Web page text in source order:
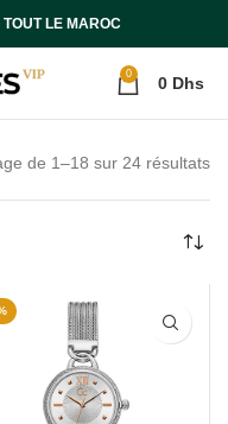
LE MAROC
0 0 Dhs
de 1–18 sur 24 résultats